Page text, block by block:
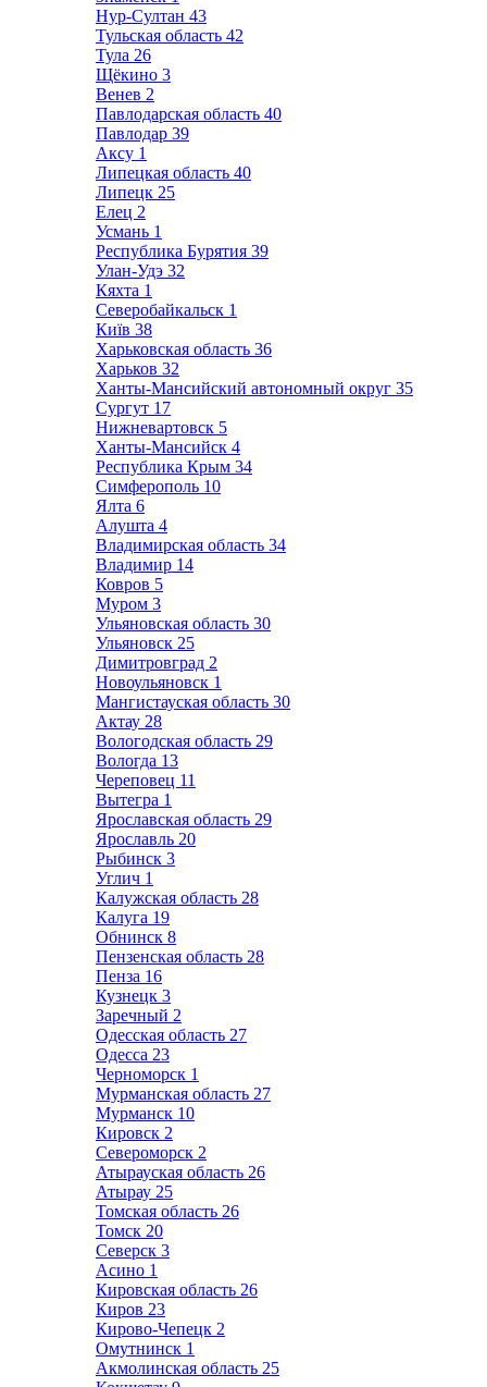
Нур-Султан 43
Тульская область 42
Тула 26
Щёкино 3
Венев 2
Павлодарская область 40
Павлодар 39
Аксу 1
Липецкая область 40
Липецк 25
Елец 2
Усмань 1
Республика Бурятия 39
Улан-Удэ 32
Кяхта 1
Северобайкальск 1
Київ 38
Харьковская область 36
Харьков 32
Ханты-Мансийский автономный округ 35
Сургут 17
Нижневартовск 5
Ханты-Мансийск 4
Республика Крым 34
Симферополь 10
Ялта 6
Алушта 4
Владимирская область 34
Владимир 14
Ковров 5
Муром 3
Ульяновская область 30
Ульяновск 25
Димитровград 2
Новоульяновск 1
Мангистауская область 30
Актау 28
Вологодская область 29
Вологда 13
Череповец 11
Вытегра 1
Ярославская область 29
Ярославль 20
Рыбинск 3
Углич 1
Калужская область 28
Калуга 19
Обнинск 8
Пензенская область 28
Пенза 16
Кузнецк 3
Заречный 2
Одесская область 27
Одесса 23
Черноморск 1
Мурманская область 27
Мурманск 10
Кировск 2
Североморск 2
Атырауская область 26
Атырау 25
Томская область 26
Томск 20
Северск 3
Асино 1
Кировская область 26
Киров 23
Кирово-Чепецк 2
Омутнинск 1
Акмолинская область 25